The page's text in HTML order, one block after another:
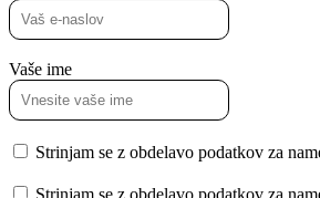
Vaše ime
Strinjam se z obdelavo podatkov za